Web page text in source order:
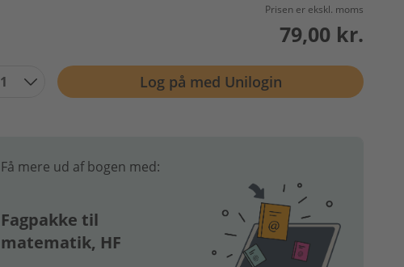
Prisen er ekskl. moms
79,00 kr.
1 Log på med Unilogin
Få mere ud af bogen med:
Fagpakke til
matematik, HF